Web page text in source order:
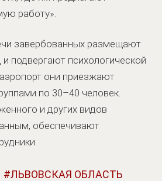
работу».
завербованных размещают
и подвергают психологической
они приезжают
по 30–40 человек.
и других видов
обеспечивают
ЛЬВОВСКАЯ ОБЛАСТЬ